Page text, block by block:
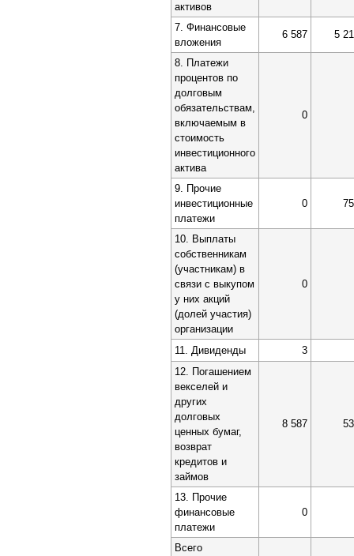
активов
7. Финансовые
вложения
6 587 5
8. Платежи
процентов по
долговым
обязательствам,
включаемым в
стоимость
инвестиционного
актива
0
9. Прочие
инвестиционные
платежи
0
10. Выплаты
собственникам
(участникам) в
связи с выкупом
у них акций
(долей участия)
организации
0
11. Дивиденды
3
12. Погашением
векселей и
других
долговых
ценных бумаг,
возврат
кредитов и
займов
8 587
13. Прочие
финансовые
платежи
0
Всего